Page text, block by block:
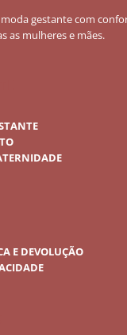
gestante com
as mulheres e mães.
E DEVOLUÇÃO